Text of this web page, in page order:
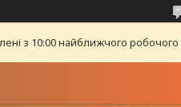
з 10:00 найближчого робочого